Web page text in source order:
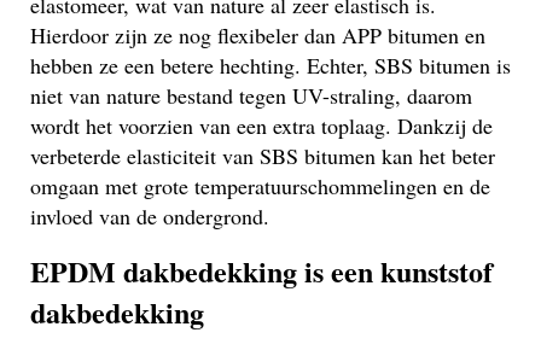
Hierdoor zijn ze nog flexibeler dan APP bitumen en
hebben ze een betere hechting. Echter, SBS bitumen is
niet van nature bestand tegen UV-straling, daarom
wordt het voorzien van een extra toplaag. Dankzij de
verbeterde elasticiteit van SBS bitumen kan het beter
omgaan met grote temperatuurschommelingen en de
invloed van de ondergrond.
EPDM dakbedekking is een kunststof
dakbedekking